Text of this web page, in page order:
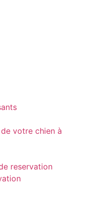
votre chien à
reservation